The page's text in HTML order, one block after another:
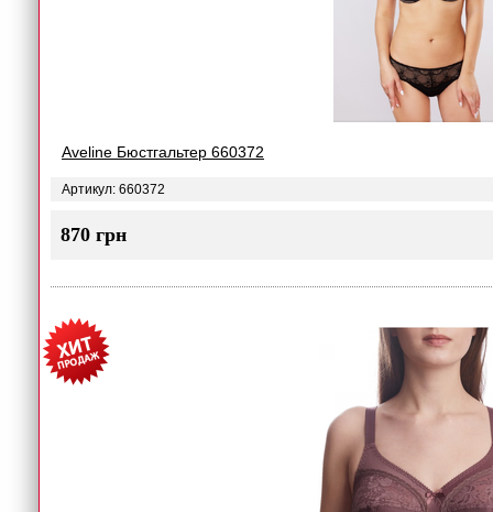
Aveline Бюстгальтер 660372
Артикул: 660372
870 грн